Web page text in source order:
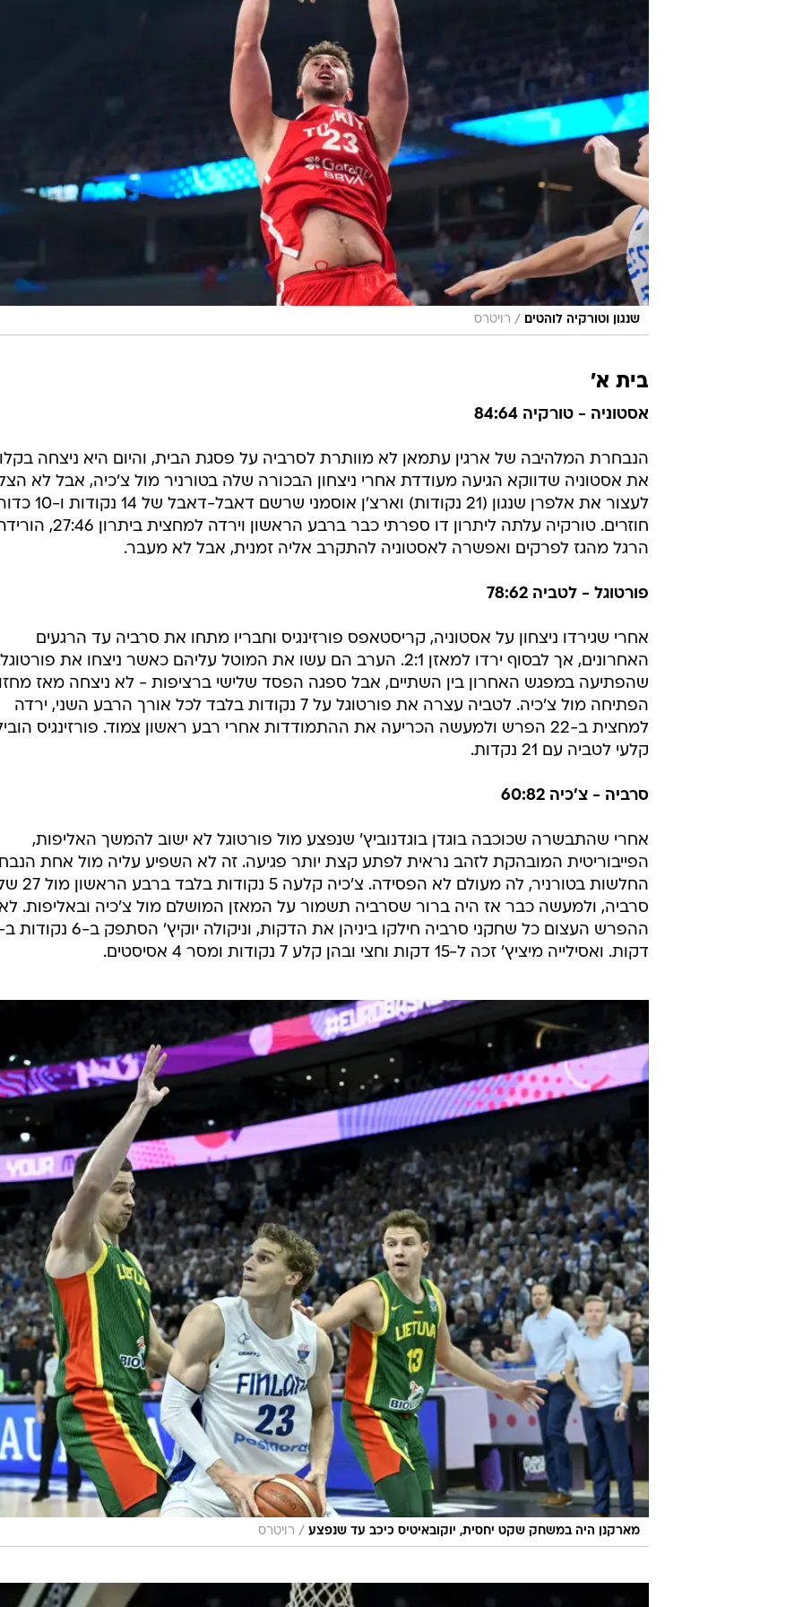
שנגון וטורקיה לוהטים / רויטרס
בית א'
אסטוניה - טורקיה 84:64
הנבחרת המלהיבה של ארגין עתמאן לא מוותרת לסרביה על פסגת הבית, והיום היא ניצחה
את אסטוניה שדווקא הגיעה מעודדת אחרי ניצחון הבכורה שלה בטורניר מול צ'כיה, אבל לא
לעצור את אלפרן שנגון (21 נקודות) וארצ'ן אוסמני
חוזרים. טורקיה עלתה ליתרון דו ספרתי כבר ברבע הראשון
הרגל מהגז לפרקים ואפשרה לאסטוניה להתקרב אליה זמנית, אבל לא מעבר.
פורטוגל - לטביה 78:62
אחרי שגירדו ניצחון על אסטוניה, קריסטאפס פורזינגיס וחבריו מתחו את סרביה עד הרגעים
האחרונים, אך לבסוף ירדו למאזן 2:1. הערב הם עשו את המוטל עליהם כאשר ניצחו את
שהפתיעה במפגש האחרון בין השתיים, אבל ספגה הפסד שלישי ברציפות - לא ניצחה מאז
הפתיחה מול צ'כיה. לטביה עצרה את פורטוגל על 7 נקודות בלבד לכל אורך הרבע השני, ירדה
למחצית ב-22 הפרש ולמעשה הכריעה את ההתמודדות אחרי רבע ראשון צמוד. פורזינגיס
קלעי לטביה עם 21 נקדות.
סרביה - צ'כיה 60:82
אחרי שהתבשרה שכוכבה בוגדן בוגדנוביץ' שנפצע מול פורטוגל לא ישוב להמשך האליפות,
הפייבוריטית המובהקת לזהב נראית לפתע קצת יותר פגיעה. זה לא השפיע עליה מול אחת
החלשות בטורניר, לה מעולם לא הפסידה. צ'כיה קלעה 5 נקודות
סרביה, ולמעשה כבר אז היה ברור שסרביה תשמור על המאזן המושלם מול צ'כיה ובאליפות.
דקות. ואסילייה מיציץ' זכה ל-15 דקות וחצי ובהן קלע 7 נקודות ומסר 4 אסיסטים.
מארקנן היה במשחק שקט יחסית, יוקובאיטיס כיכב עד שנפצע / רויטרס